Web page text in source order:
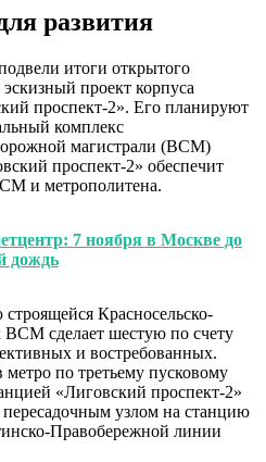
развития
итоги открытого
проект корпуса
проспект-2». Его планируют
комплекс
магистрали (ВСМ)
проспект-2» обеспечит
и метрополитена.
7 ноября в Москве до
дождь
Красносельско-
сделает шестую по счету
и востребованных.
по третьему пусковому
«Лиговский проспект-2»
пересадочным узлом на станцию
Правобережной линии